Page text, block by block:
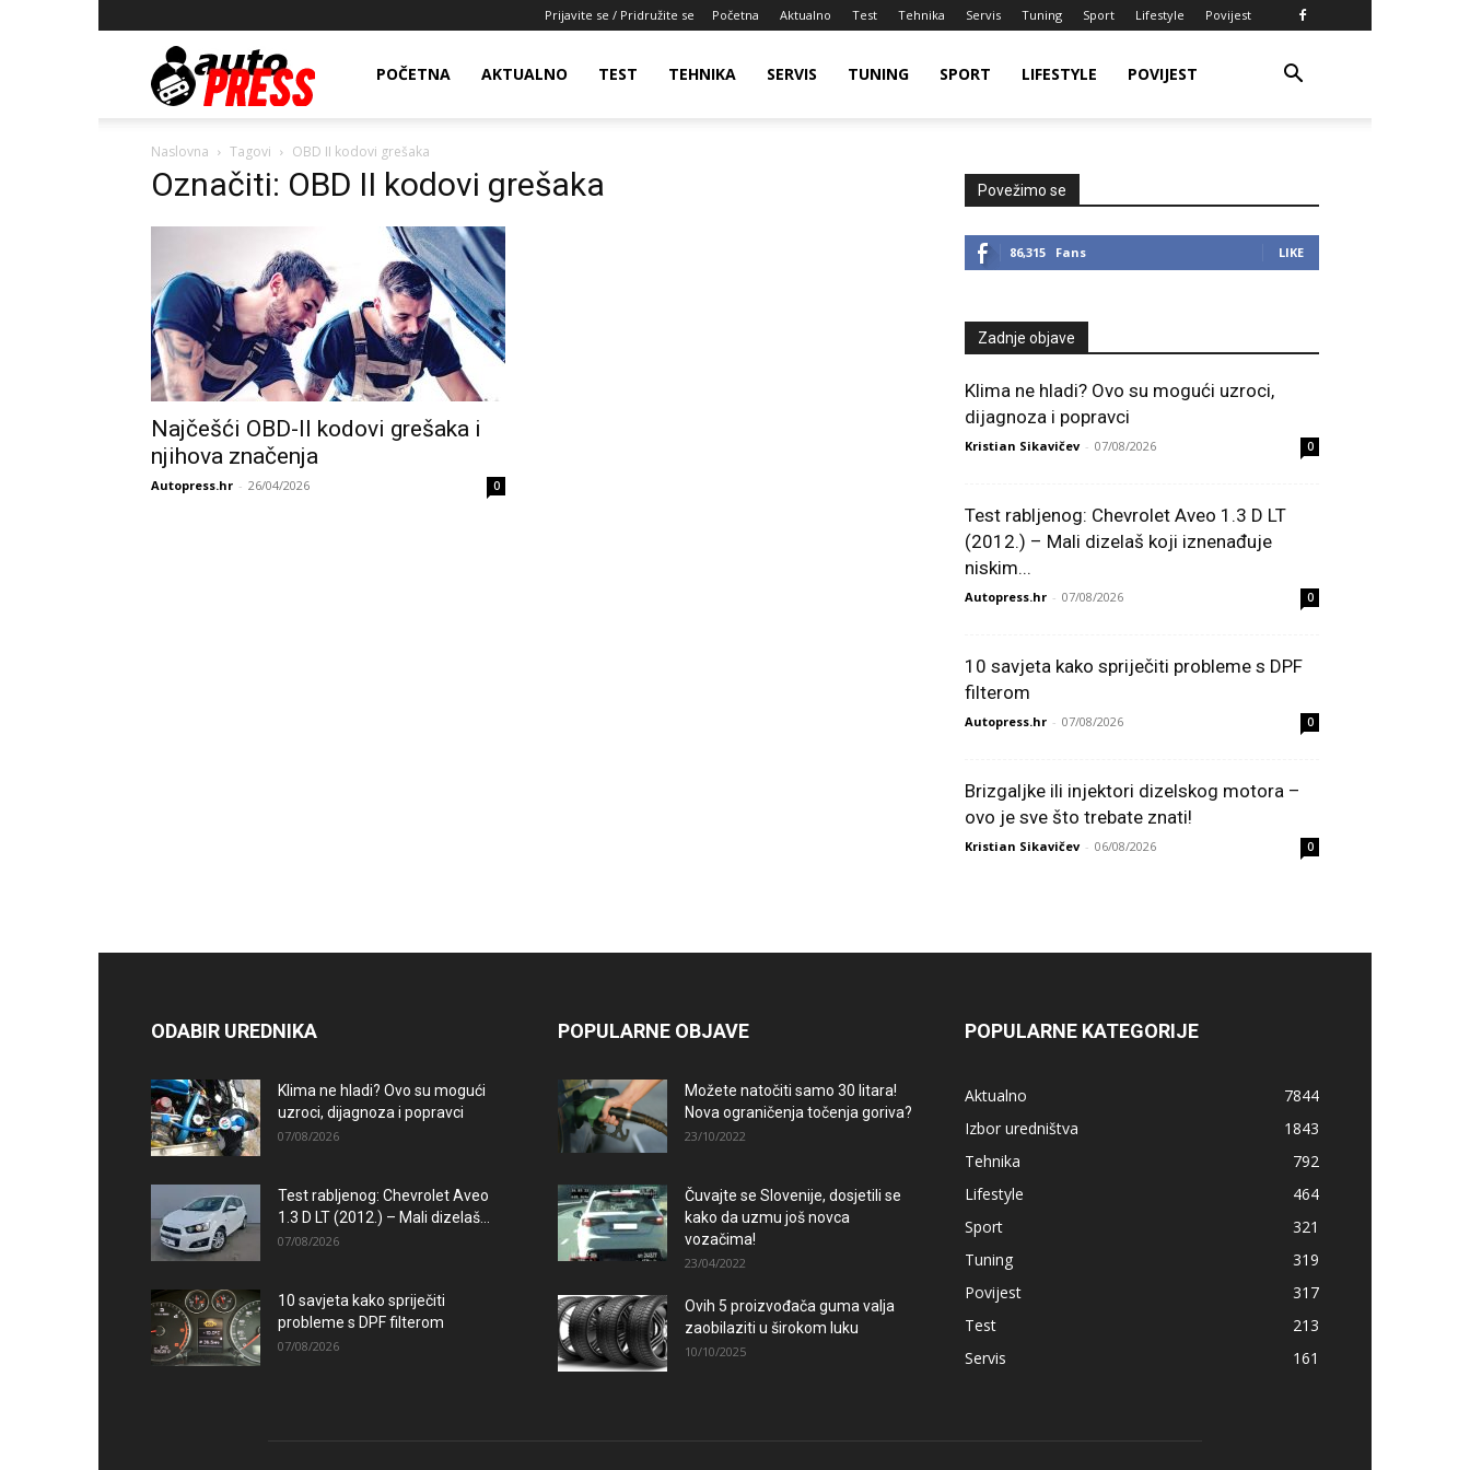
Prijavite se / Pridružite se Početna Aktualno Test Tehnika Servis Tuning Sport Lifestyle Povijest
AutopressHRPOČETNA AKTUALNO TEST TEHNIKA SERVIS TUNING SPORT LIFESTYLE POVIJEST
Naslovna Tagovi OBD II kodovi grešaka
Označiti: OBD II kodovi grešaka
Najčešći OBD-II kodovi grešaka i
njihova značenja
Autopress.hr - 26/04/2026 0
Povežimo se
86,315 Fans LIKE
Zadnje objave
Klima ne hladi? Ovo su mogući uzroci,
dijagnoza i popravci
Kristian Sikavičev - 07/08/2026 0
Test rabljenog: Chevrolet Aveo 1.3 D LT
(2012.) – Mali dizelaš koji iznenađuje
niskim...
Autopress.hr - 07/08/2026 0
10 savjeta kako spriječiti probleme s DPF
filterom
Autopress.hr - 07/08/2026 0
Brizgaljke ili injektori dizelskog motora –
ovo je sve što trebate znati!
Kristian Sikavičev - 06/08/2026 0
ODABIR UREDNIKA
Klima ne hladi? Ovo su mogući
uzroci, dijagnoza i popravci
07/08/2026
Test rabljenog: Chevrolet Aveo
1.3 D LT (2012.) – Mali dizelaš...
07/08/2026
10 savjeta kako spriječiti
probleme s DPF filterom
07/08/2026
POPULARNE OBJAVE
Možete natočiti samo 30 litara!
Nova ograničenja točenja goriva?
23/10/2022
Čuvajte se Slovenije, dosjetili se
kako da uzmu još novca
vozačima!
23/04/2022
Ovih 5 proizvođača guma valja
zaobilaziti u širokom luku
10/10/2025
POPULARNE KATEGORIJE
Aktualno
7844
Izbor uredništva
1843
Tehnika
792
Lifestyle
464
Sport
321
Tuning
319
Povijest
317
Test
213
Servis
161